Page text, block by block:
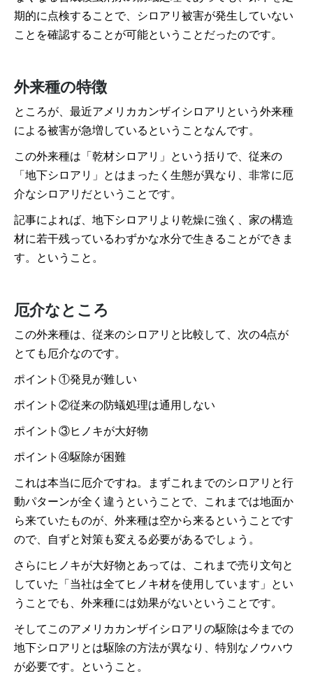
期的に点検することで、シロアリ被害が発生していない
ことを確認することが可能ということだったのです。
外来種の特徴
ところが、最近アメリカカンザイシロアリという外来種
による被害が急増しているということなんです。
この外来種は「乾材シロアリ」という括りで、従来の
「地下シロアリ」とはまったく生態が異なり、非常に厄
介なシロアリだということです。
記事によれば、地下シロアリより乾燥に強く、家の構造
材に若干残っているわずかな水分で生きることができま
す。ということ。
厄介なところ
この外来種は、従来のシロアリと比較して、次の4点が
とても厄介なのです。
ポイント①発見が難しい
ポイント②従来の防蟻処理は通用しない
ポイント③ヒノキが大好物
ポイント④駆除が困難
これは本当に厄介ですね。まずこれまでのシロアリと行
動パターンが全く違うということで、これまでは地面か
ら来ていたものが、外来種は空から来るということです
ので、自ずと対策も変える必要があるでしょう。
さらにヒノキが大好物とあっては、これまで売り文句と
していた「当社は全てヒノキ材を使用しています」とい
うことでも、外来種には効果がないということです。
そしてこのアメリカカンザイシロアリの駆除は今までの
地下シロアリとは駆除の方法が異なり、特別なノウハウ
が必要です。ということ。